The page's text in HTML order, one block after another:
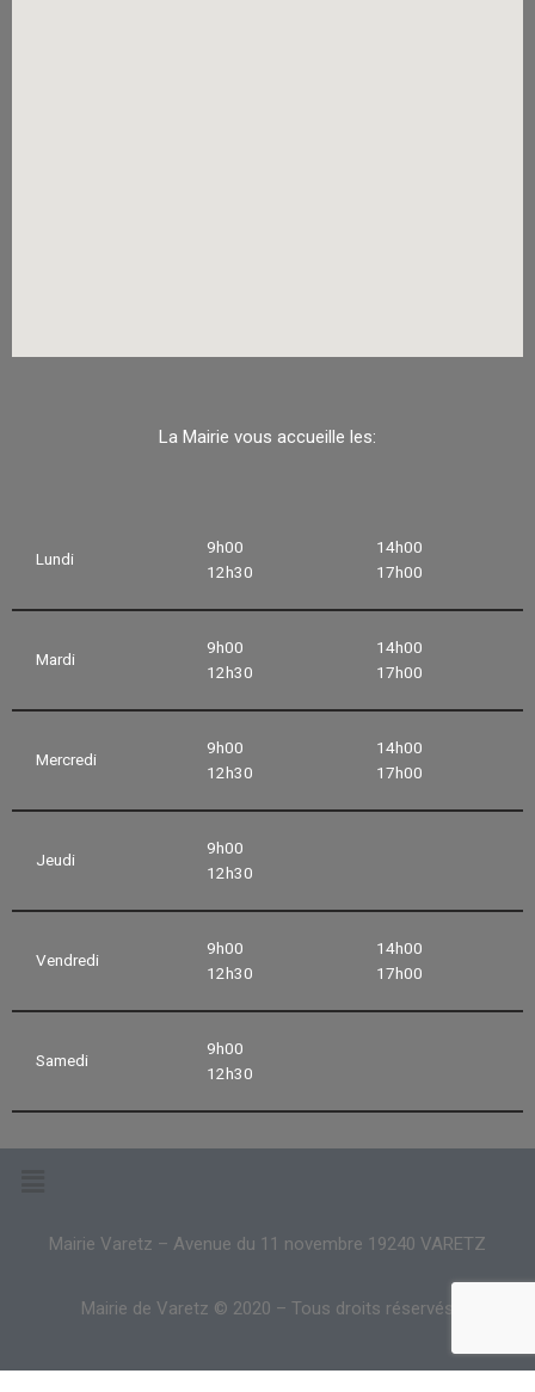
La Mairie vous accueille les:
Lundi
9h00
12h30
14h00
17h00
Mardi
9h00
12h30
14h00
17h00
Mercredi
9h00
12h30
14h00
17h00
Jeudi
9h00
12h30
Vendredi
9h00
12h30
14h00
17h00
Samedi
9h00
12h30
Mairie Varetz – Avenue du 11 novembre 19240 VARETZ
Mairie de Varetz © 2020 – Tous droits réservés